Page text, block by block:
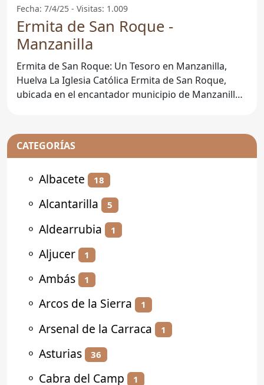
Fecha: 7/4/25 - Visitas: 1.009
Ermita de San Roque -
Manzanilla
Ermita de San Roque: Un Tesoro en Manzanilla,
Huelva La Iglesia Católica Ermita de San Roque,
ubicada en el encantador municipio de Manzanilla,
CATEGORÍAS
⚬ Albacete 18
⚬ Alcantarilla 5
⚬ Aldearrubia 1
⚬ Aljucer 1
⚬ Ambás 1
⚬ Arcos de la Sierra 1
⚬ Arsenal de la Carraca 1
⚬ Asturias 36
⚬ Cabra del Camp 1